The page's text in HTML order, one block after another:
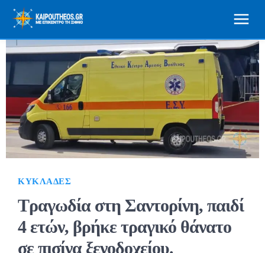
ΚΥΚΛΆΔΕΣ
Τραγωδία στη Σαντορίνη, παιδί
4 ετών, βρήκε τραγικό θάνατο
σε πισίνα ξενοδοχείου.